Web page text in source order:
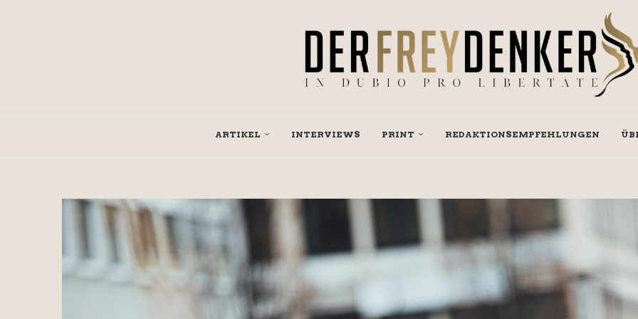
ARTIKEL INTERVIEWS PRINT REDAKTIONSEMPFEHLUNGEN